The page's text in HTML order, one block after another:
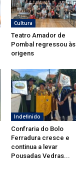
Cultura
Teatro Amador de
Pombal regressou às
origens
Indefinido
Confraria do Bolo
Ferradura cresce e
continua a levar
Pousadas Vedras...